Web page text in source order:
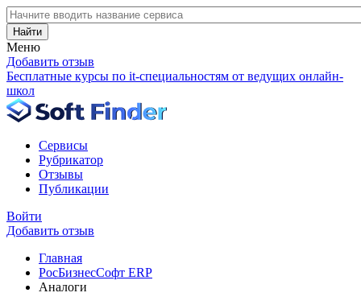
Найти
Меню
Добавить отзыв
Бесплатные курсы по it-специальностям от ведущих онлайн-
школ
Сервисы
Рубрикатор
Отзывы
Публикации
Войти
Добавить отзыв
Главная
РосБизнесСофт ERP
Аналоги